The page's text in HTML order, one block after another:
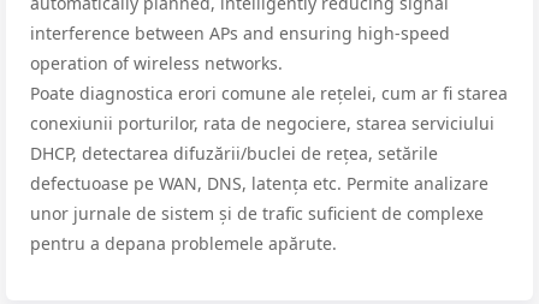
interference between APs and ensuring high-speed
operation of wireless networks.
Poate diagnostica erori comune ale rețelei, cum ar fi starea
conexiunii porturilor, rata de negociere, starea serviciului
DHCP, detectarea difuzării/buclei de rețea, setările
defectuoase pe WAN, DNS, latența etc. Permite analizare
unor jurnale de sistem și de trafic suficient de complexe
pentru a depana problemele apărute.